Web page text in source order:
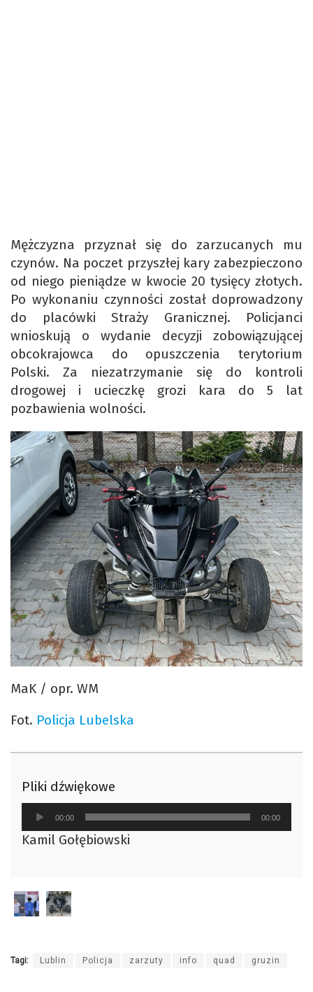
Mężczyzna przyznał się do zarzucanych mu
czynów. Na poczet przyszłej kary zabezpieczono
od niego pieniądze w kwocie 20 tysięcy złotych.
Po wykonaniu czynności został doprowadzony
do placówki Straży Granicznej. Policjanci
wnioskują o wydanie decyzji zobowiązującej
obcokrajowca do opuszczenia terytorium
Polski. Za niezatrzymanie się do kontroli
drogowej i ucieczkę grozi kara do 5 lat
pozbawienia wolności.
MaK / opr. WM
Fot. Policja Lubelska
Pliki dźwiękowe
Odtwarzacz
plików
dźwiękowych
00:00 00:00
Kamil Gołębiowski
Tagi: Lublin Policja zarzuty info quad gruzin